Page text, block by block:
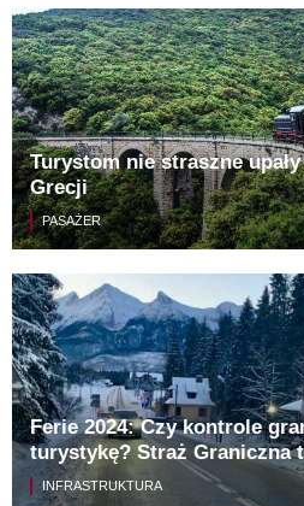
Turystom nie straszne
Grecji
PASAŻER
Ferie 2024: Czy kontrole
turystykę? Straż Graniczna
INFRASTRUKTURA